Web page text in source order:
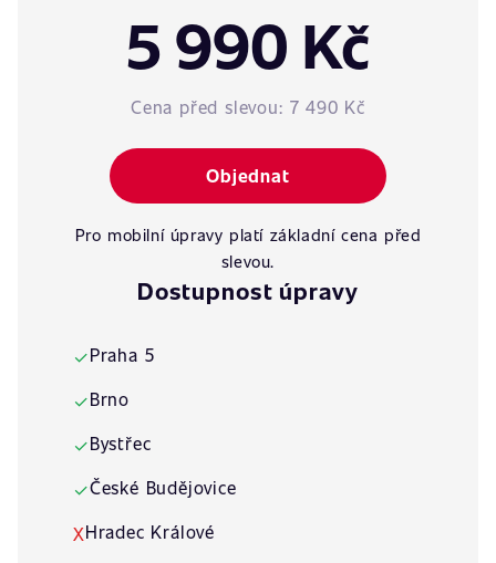
5 990 Kč
Cena před slevou: 7 490 Kč
Objednat
Pro mobilní úpravy platí základní cena před
slevou.
Dostupnost úpravy
✓Praha 5
✓Brno
✓Bystřec
✓České Budějovice
XHradec Králové